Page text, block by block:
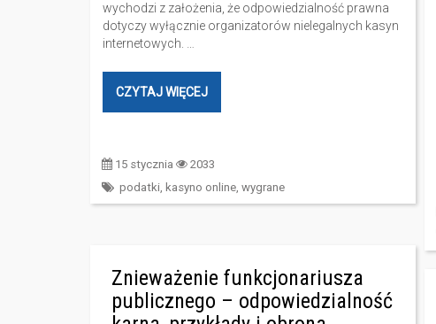
wychodzi z założenia, że odpowiedzialność prawna
dotyczy wyłącznie organizatorów nielegalnych kasyn
internetowych. …
CZYTAJ WIĘCEJ
15 stycznia
2033
podatki, kasyno online,wygrane
Znieważenie funkcjonariusza
publicznego – odpowiedzialność